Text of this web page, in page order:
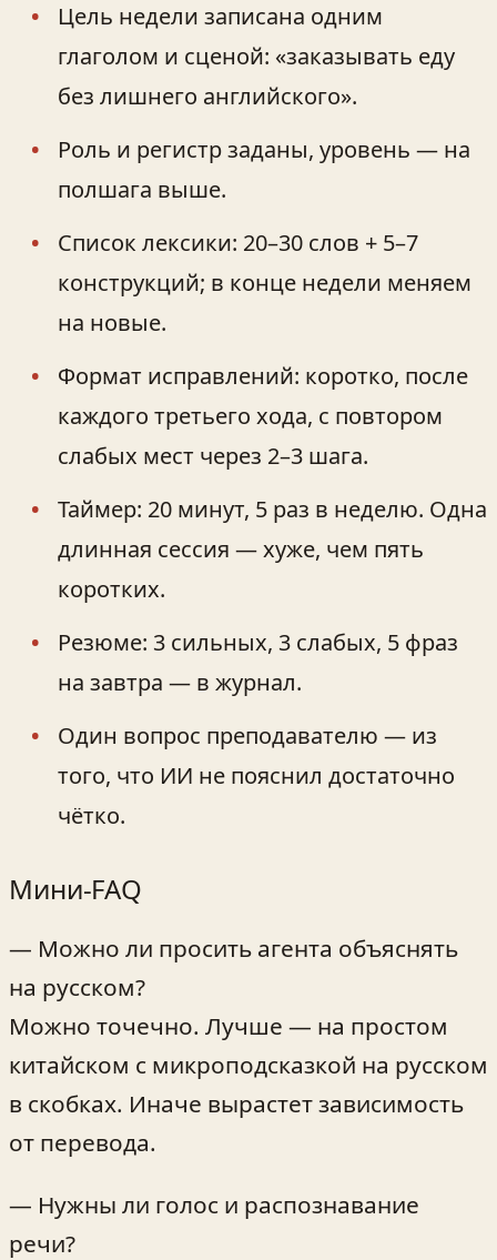
Цель недели записана одним
глаголом и сценой: «заказывать еду
без лишнего английского».
Роль и регистр заданы, уровень — на
полшага выше.
Список лексики: 20–30 слов + 5–7
конструкций; в конце недели меняем
на новые.
Формат исправлений: коротко, после
каждого третьего хода, с повтором
слабых мест через 2–3 шага.
Таймер: 20 минут, 5 раз в неделю. Одна
длинная сессия — хуже, чем пять
коротких.
Резюме: 3 сильных, 3 слабых, 5 фраз
на завтра — в журнал.
Один вопрос преподавателю — из
того, что ИИ не пояснил достаточно
чётко.
Мини‑FAQ
— Можно ли просить агента объяснять
на русском?
Можно точечно. Лучше — на простом
китайском с микроподсказкой на русском
в скобках. Иначе вырастет зависимость
от перевода.
— Нужны ли голос и распознавание
речи?